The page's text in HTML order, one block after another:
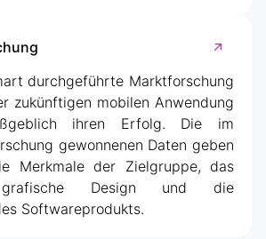
durchgeführte Marktforschung
zukünftigen mobilen Anwendung
ihren Erfolg. Die im
gewonnenen Daten geben
Merkmale der Zielgruppe, das
grafische Design und die
Softwareprodukts.